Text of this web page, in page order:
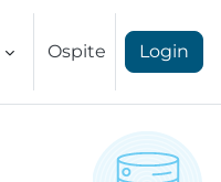
Ospite Login